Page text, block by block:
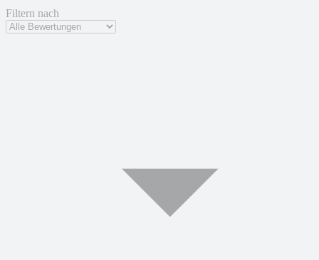
Filtern nach